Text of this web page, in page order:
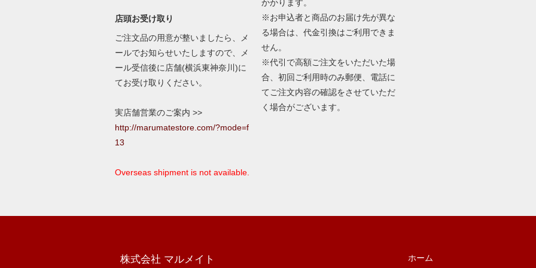
店頭お受け取り
ご注文品の用意が整いましたら、メ
ールでお知らせいたしますので、メ
ール受信後に店舗(横浜東神奈川)に
てお受け取りください。
実店舗営業のご案内 >>
http://marumatestore.com/?mode=f
13
Overseas shipment is not available.
かかります。
※お申込者と商品のお届け先が異な
る場合は、代金引換はご利用できま
せん。
※代引で高額ご注文をいただいた場
合、初回ご利用時のみ郵便、電話に
てご注文内容の確認をさせていただ
く場合がございます。
株式会社 マルメイト ホーム